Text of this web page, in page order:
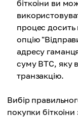
біткоіни ви
процес
опцію
адресу
суму BTC, яку
транзакцію.
Вибір
покупки